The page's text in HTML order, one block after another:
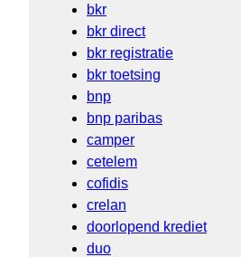
bkr
bkr direct
bkr registratie
bkr toetsing
bnp
bnp paribas
camper
cetelem
cofidis
crelan
doorlopend krediet
duo